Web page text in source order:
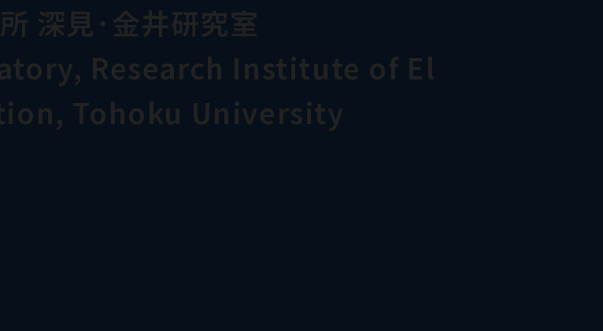
深見･金井研究室
Research Institute of El
Tohoku University